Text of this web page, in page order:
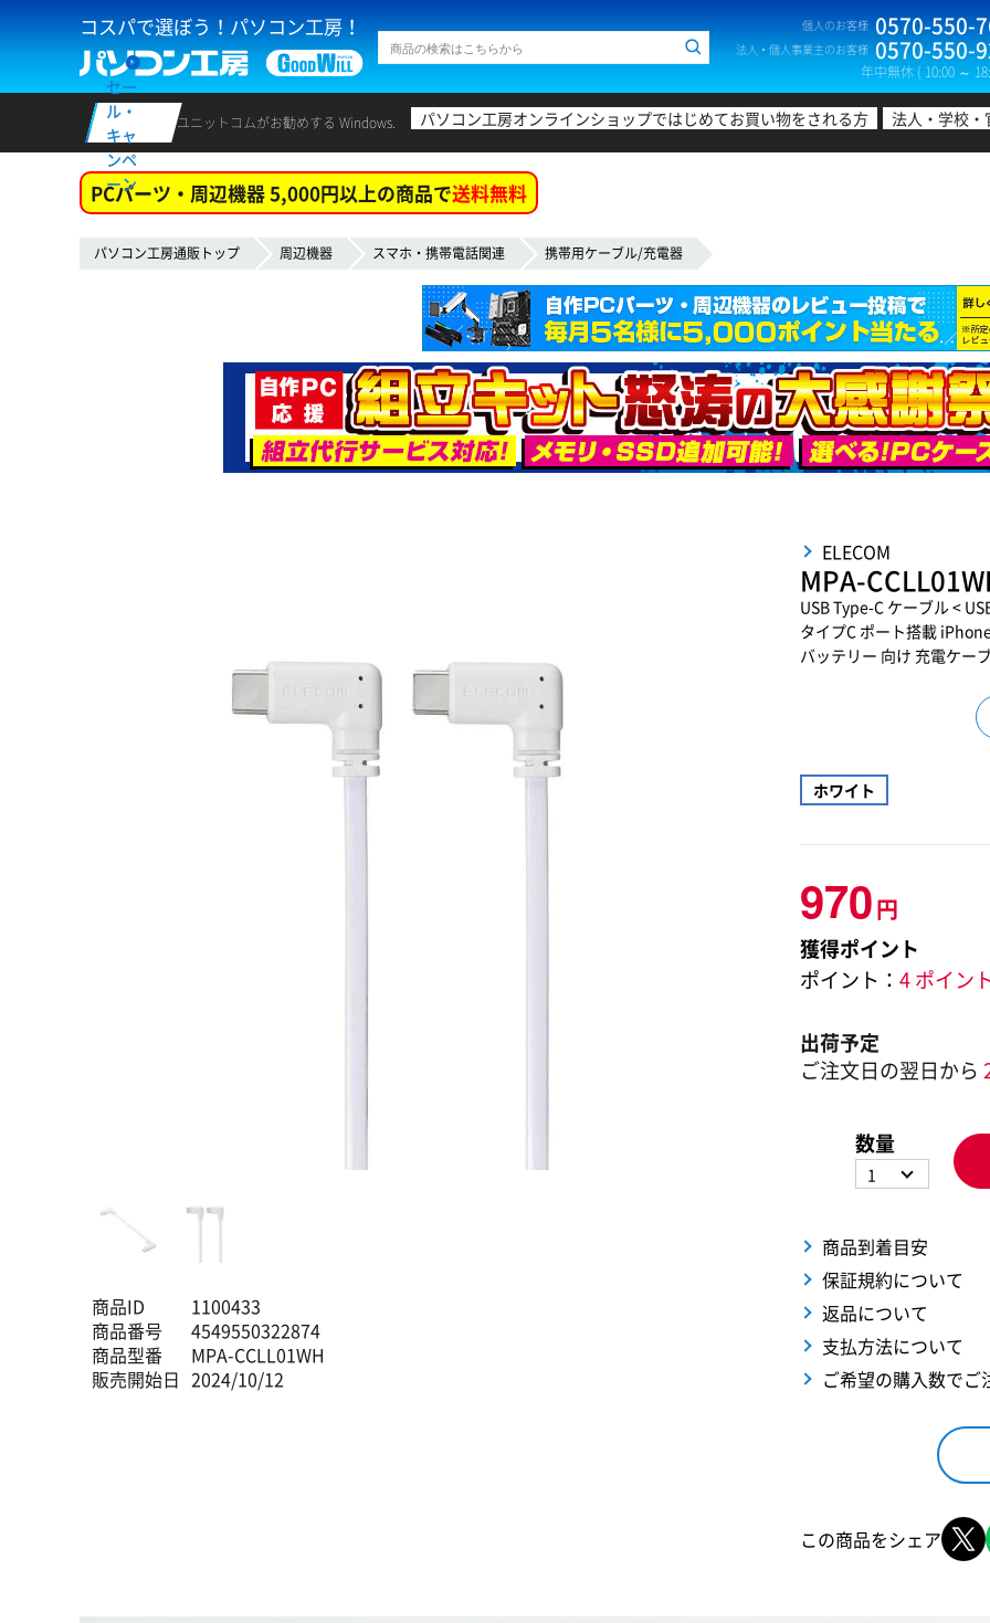
コスパで選ぼう！パソコン工房！ 個人のお客様 0570-550-
法人・個人事業主のお客様 0570-550-
年中無休 ( 10:00 ～
セー
ル・
キャ
ンペ
ーン
ユニットコムがお勧めする Windows. パソコン工房オンラインショップではじめてお買い物をされる方 法人・学校
PCパーツ・周辺機器 5,000円以上の商品で送料無料
パソコン工房通販トップ 周辺機器 スマホ・携帯電話関連 携帯用ケーブル/充電器
商品ID
1100433
商品番号
4549550322874
商品型番
MPA-CCLL01WH
販売開始日 2024/10/12
ELECOM
MPA-
USB Type-C ケーブル <
タイプC ポート搭載
バッテリー 向け 充電ケー
ホワイト
970円
獲得ポイント
ポイント： 4 ポイント
出荷予定
ご注文日の翌日から
数量
1
商品到着目安
保証規約について
返品について
支払方法について
ご希望の購入数でご
この商品をシェア